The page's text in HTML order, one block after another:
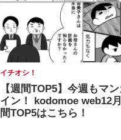
イチオシ！
【週間TOP5】今週もマ
イン！ kodomoe web12
間TOP5はこちら！